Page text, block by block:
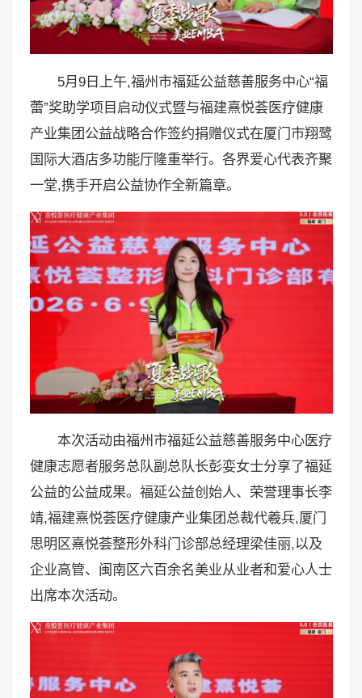
5月9日上午,福州市福延公益慈善服务中心“福
蕾”奖助学项目启动仪式暨与福建熹悦荟医疗健康
产业集团公益战略合作签约捐赠仪式在厦门市翔鹭
国际大酒店多功能厅隆重举行。各界爱心代表齐聚
一堂,携手开启公益协作全新篇章。
本次活动由福州市福延公益慈善服务中心医疗
健康志愿者服务总队副总队长彭娈女士分享了福延
公益的公益成果。福延公益创始人、荣誉理事长李
靖,福建熹悦荟医疗健康产业集团总裁代羲兵,厦门
思明区熹悦荟整形外科门诊部总经理梁佳丽,以及
企业高管、闽南区六百余名美业从业者和爱心人士
出席本次活动。